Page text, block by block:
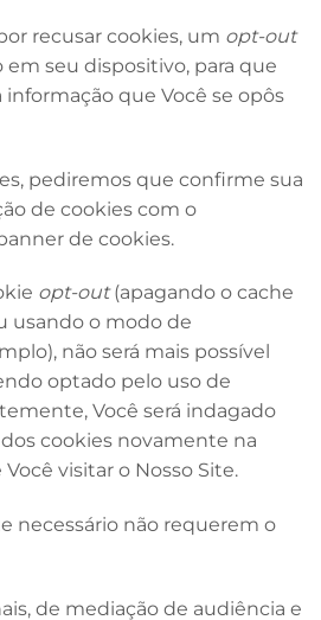
recusar cookies, um opt-out
em seu dispositivo, para que
informação que Você se opôs
pediremos que confirme sua
de cookies com o
de cookies.
opt-out(apagando o cache
usando o modo de
não será mais possível
optado pelo uso de
Você será indagado
cookies novamente na
visitar o Nosso Site.
necessário não requerem o
de mediação de audiência e